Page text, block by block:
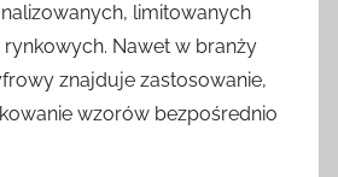
limitowanych
Nawet w branży
znajduje zastosowanie,
wzorów bezpośrednio